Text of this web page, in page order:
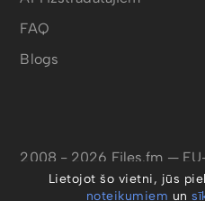
FAQ
Blogs
2008 - 2026 Files.fm —
Lietojot šo vietni, jūs
noteikumiem un